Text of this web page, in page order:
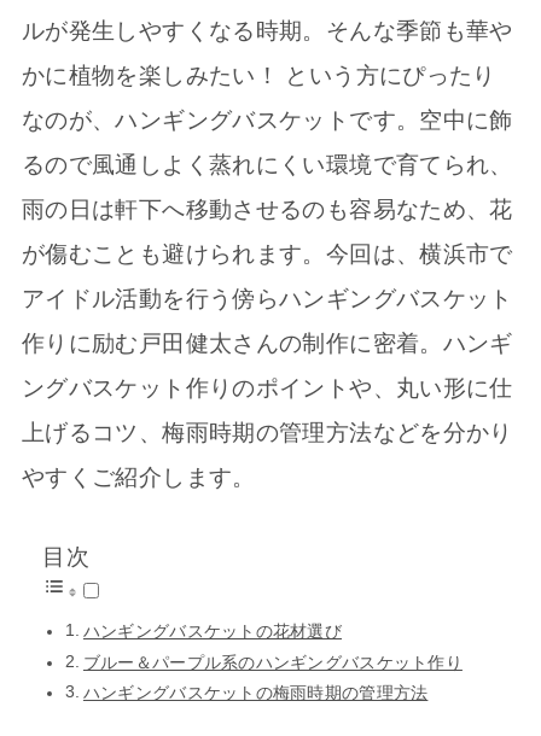
ルが発生しやすくなる時期。そんな季節も華や
かに植物を楽しみたい！ という方にぴったり
なのが、ハンギングバスケットです。空中に飾
るので風通しよく蒸れにくい環境で育てられ、
雨の日は軒下へ移動させるのも容易なため、花
が傷むことも避けられます。今回は、横浜市で
アイドル活動を行う傍らハンギングバスケット
作りに励む戸田健太さんの制作に密着。ハンギ
ングバスケット作りのポイントや、丸い形に仕
上げるコツ、梅雨時期の管理方法などを分かり
やすくご紹介します。
目次
ハンギングバスケットの花材選び
ブルー＆パープル系のハンギングバスケット作り
ハンギングバスケットの梅雨時期の管理方法